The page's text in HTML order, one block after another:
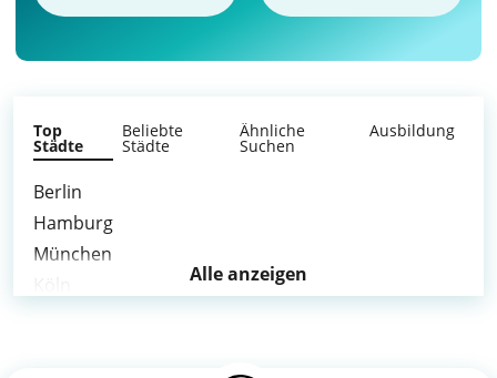
Top
Städte
Beliebte
Städte
Ähnliche
Suchen
Ausbildung
Berlin
Hamburg
München
Alle anzeigen